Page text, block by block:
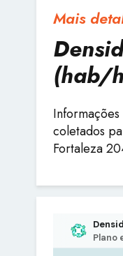
Mais
(hab/
Informações
coletados
Fortaleza